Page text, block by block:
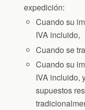
expedición:
Cuando su
IVA incluido,
Cuando se
Cuando su
IVA incluido,
supuestos